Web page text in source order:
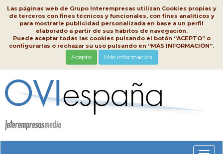
Las páginas web de Grupo Interempresas utilizan Cookies propias y
de terceros con fines técnicos y funcionales, con fines analíticos y
para mostrarle publicidad personalizada en base a un perfil
elaborado a partir de sus hábitos de navegación.
Puede aceptar todas las cookies pulsando el botón “ACEPTO” o
configurarlas o rechazar su uso pulsando en “MÁS INFORMACIÓN”.
Acepto Más información